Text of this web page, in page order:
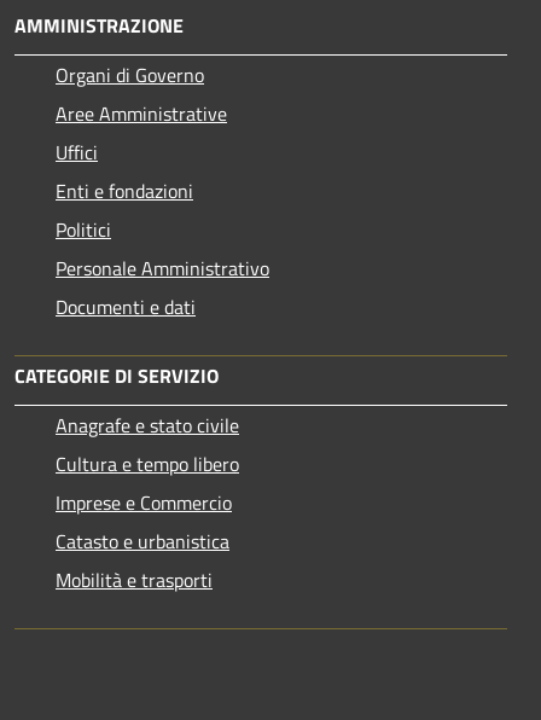
AMMINISTRAZIONE
Organi di Governo
Aree Amministrative
Uffici
Enti e fondazioni
Politici
Personale Amministrativo
Documenti e dati
CATEGORIE DI SERVIZIO
Anagrafe e stato civile
Cultura e tempo libero
Imprese e Commercio
Catasto e urbanistica
Mobilità e trasporti